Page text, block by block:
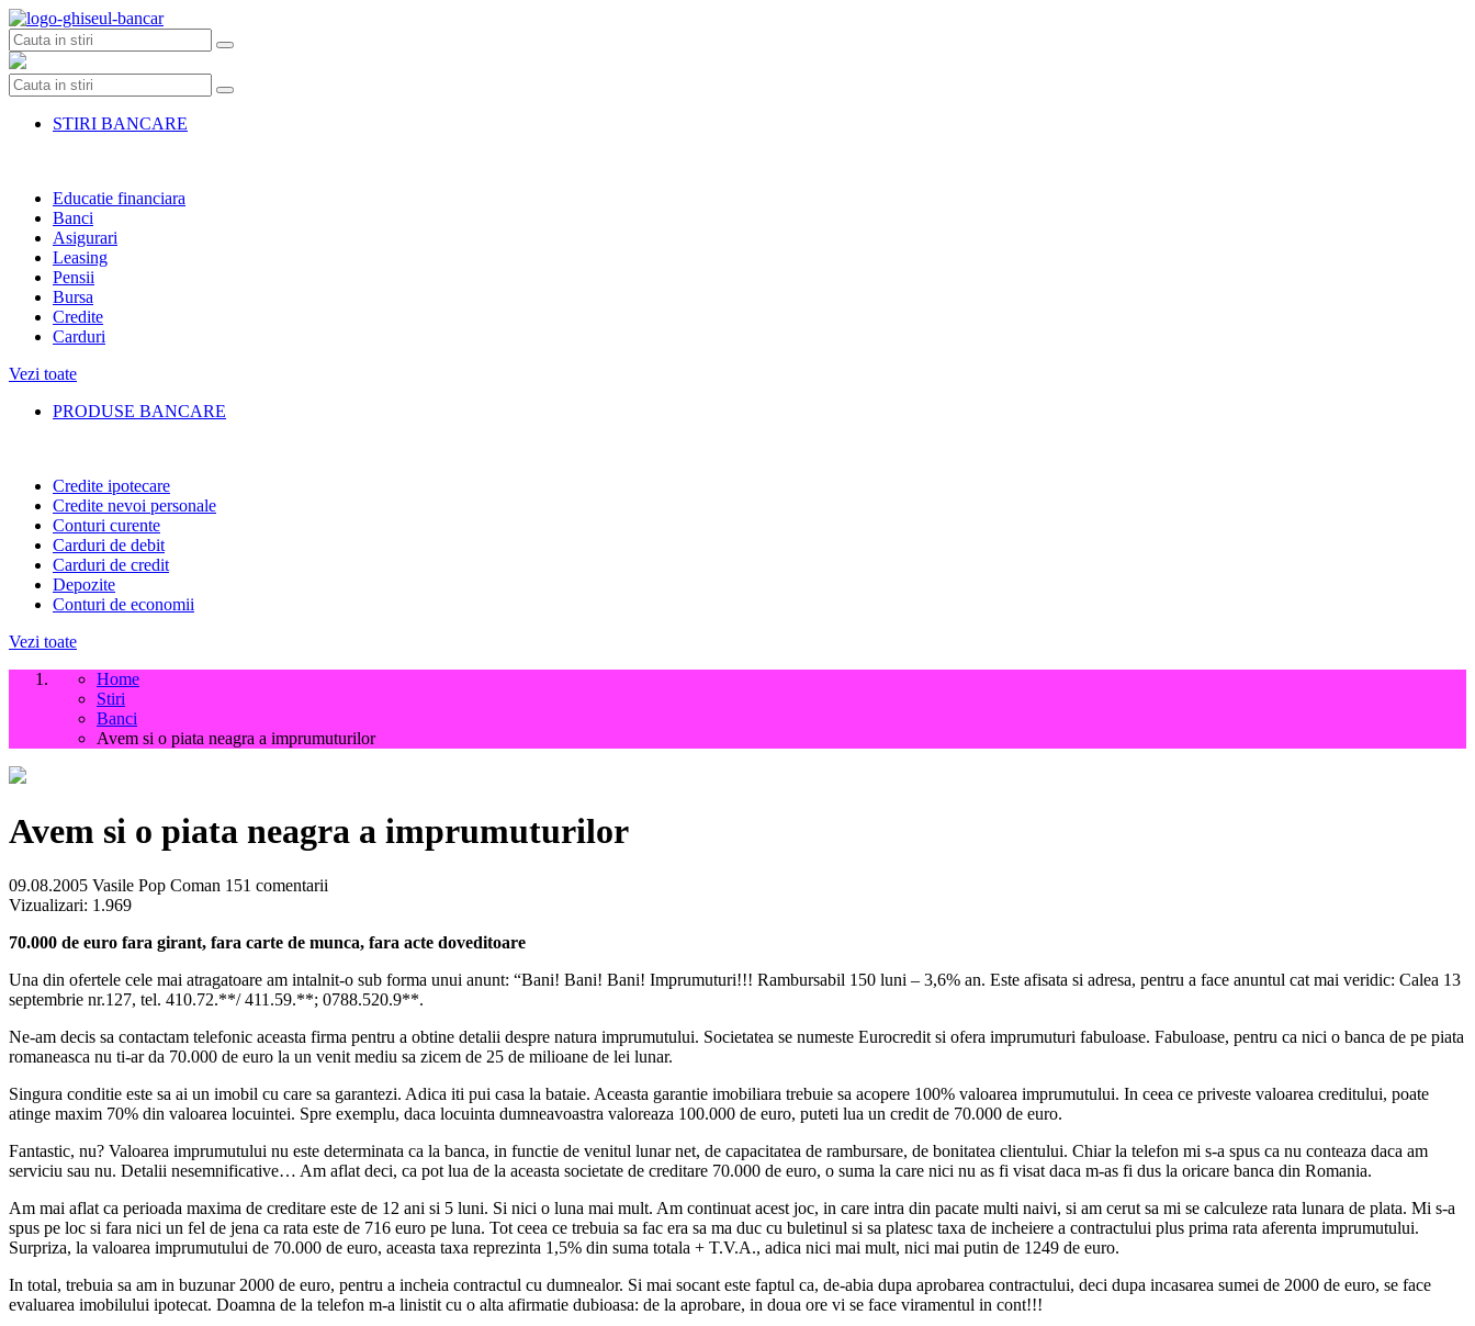
Skip
to
content
STIRI BANCARE
Educatie financiara
Banci
Asigurari
Leasing
Pensii
Bursa
Credite
Carduri
Vezi toate
PRODUSE BANCARE
Credite ipotecare
Credite nevoi personale
Conturi curente
Carduri de debit
Carduri de credit
Depozite
Conturi de economii
Vezi toate
Home
Stiri
Banci
Avem si o piata neagra a imprumuturilor
Avem si o piata neagra a imprumuturilor
09.08.2005 Vasile Pop Coman 151 comentarii
Vizualizari: 1.969
70.000 de euro fara girant, fara carte de munca, fara acte doveditoare
Una din ofertele cele mai atragatoare am intalnit-o sub forma unui anunt: “Bani! Bani! Bani! Imprumuturi!!! Rambursabil 150 luni – 3,6% an. Este afisata si adresa, pentru a face anuntul cat mai veridic: Calea 13
septembrie nr.127, tel. 410.72.**/ 411.59.**; 0788.520.9**.
Ne-am decis sa contactam telefonic aceasta firma pentru a obtine detalii despre natura imprumutului. Societatea se numeste Eurocredit si ofera imprumuturi fabuloase. Fabuloase, pentru ca nici o banca de pe piata
romaneasca nu ti-ar da 70.000 de euro la un venit mediu sa zicem de 25 de milioane de lei lunar.
Singura conditie este sa ai un imobil cu care sa garantezi. Adica iti pui casa la bataie. Aceasta garantie imobiliara trebuie sa acopere 100% valoarea imprumutului. In ceea ce priveste valoarea creditului, poate
atinge maxim 70% din valoarea locuintei. Spre exemplu, daca locuinta dumneavoastra valoreaza 100.000 de euro, puteti lua un credit de 70.000 de euro.
Fantastic, nu? Valoarea imprumutului nu este determinata ca la banca, in functie de venitul lunar net, de capacitatea de rambursare, de bonitatea clientului. Chiar la telefon mi s-a spus ca nu conteaza daca am
serviciu sau nu. Detalii nesemnificative… Am aflat deci, ca pot lua de la aceasta societate de creditare 70.000 de euro, o suma la care nici nu as fi visat daca m-as fi dus la oricare banca din Romania.
Am mai aflat ca perioada maxima de creditare este de 12 ani si 5 luni. Si nici o luna mai mult. Am continuat acest joc, in care intra din pacate multi naivi, si am cerut sa mi se calculeze rata lunara de plata. Mi s-a
spus pe loc si fara nici un fel de jena ca rata este de 716 euro pe luna. Tot ceea ce trebuia sa fac era sa ma duc cu buletinul si sa platesc taxa de incheiere a contractului plus prima rata aferenta imprumutului.
Surpriza, la valoarea imprumutului de 70.000 de euro, aceasta taxa reprezinta 1,5% din suma totala + T.V.A., adica nici mai mult, nici mai putin de 1249 de euro.
In total, trebuia sa am in buzunar 2000 de euro, pentru a incheia contractul cu dumnealor. Si mai socant este faptul ca, de-abia dupa aprobarea contractului, deci dupa incasarea sumei de 2000 de euro, se face
evaluarea imobilului ipotecat. Doamna de la telefon m-a linistit cu o alta afirmatie dubioasa: de la aprobare, in doua ore vi se face viramentul in cont!!!